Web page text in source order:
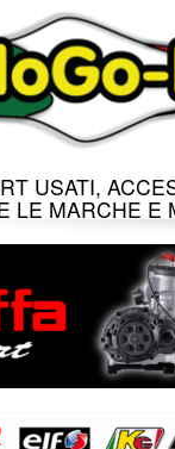
USATI,
LE MARCHE E